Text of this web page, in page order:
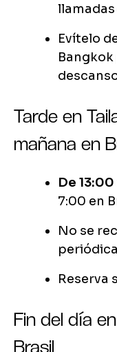
Evítelo
Tarde en
mañana en
De
7:00 en
No se
Reserva
Fin del día
Brasil